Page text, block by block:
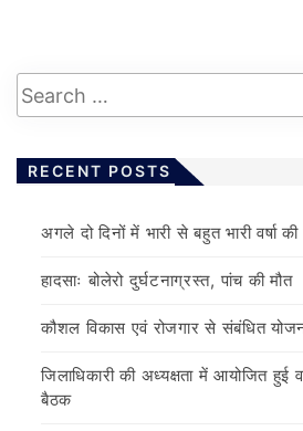
RECENT POSTS
अगले दो दिनों में भारी से बहुत भारी वर्षा
हादसाः बोलेरो दुर्घटनाग्रस्त, पांच की मौत
कौशल विकास एवं रोजगार से संबंधित
जिलाधिकारी की अध्यक्षता में आयोजित हुई
बैठक